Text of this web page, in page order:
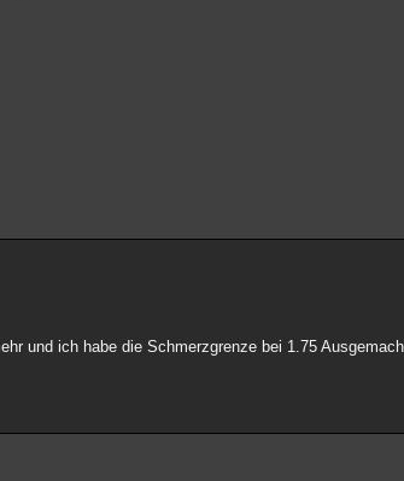
und ich habe die Schmerzgrenze bei 1.75